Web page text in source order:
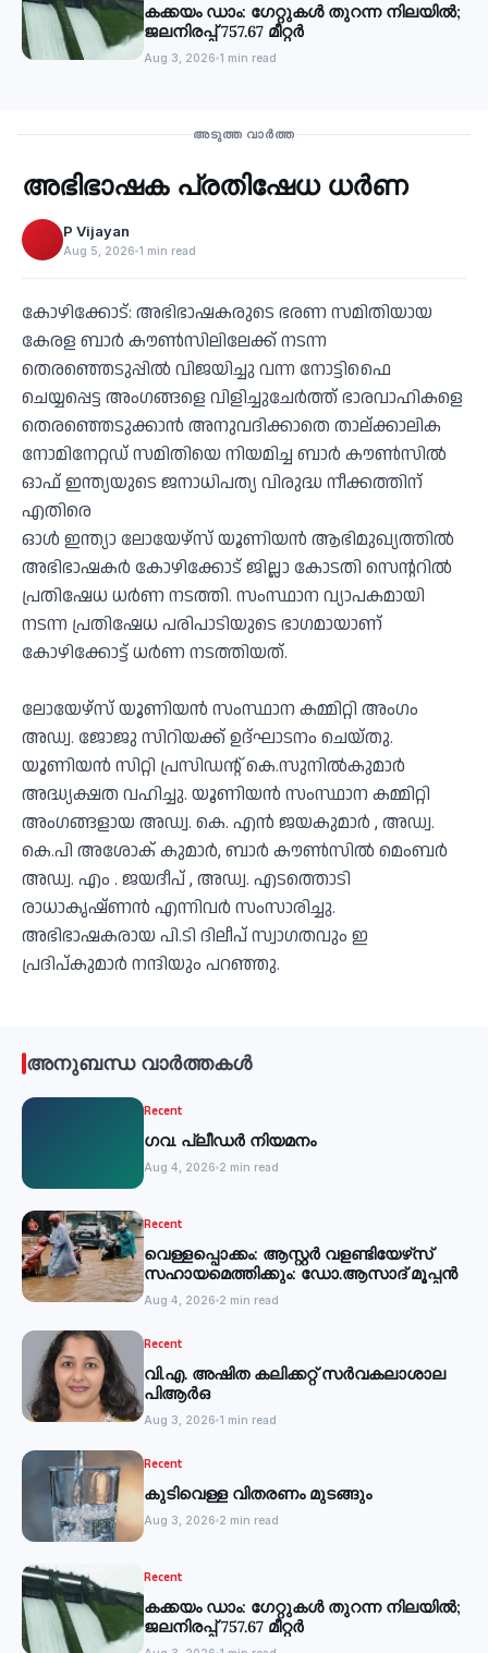
കക്കയം ഡാം: ഗേറ്റുകൾ തുറന്ന നിലയിൽ;
ജലനിരപ്പ് 757.67 മീറ്റർ
Aug 3, 2026 1 min read
അടുത്ത വാർത്ത
‹
അഭിഭാഷക പ്രതിഷേധ ധർണ
P Vijayan
Aug 5, 2026 1 min read
കോഴിക്കോട്: അഭിഭാഷകരുടെ ഭരണ സമിതിയായ
കേരള ബാർ കൗൺസിലിലേക്ക് നടന്ന
തെരഞ്ഞെടുപ്പിൽ വിജയിച്ചു വന്ന നോട്ടിഫൈ
ചെയ്യപ്പെട്ട അംഗങ്ങളെ വിളിച്ചുചേർത്ത് ഭാരവാഹികളെ
തെരഞ്ഞെടുക്കാൻ അനുവദിക്കാതെ താല്ക്കാലിക
നോമിനേറ്റഡ് സമിതിയെ നിയമിച്ച ബാർ കൗൺസിൽ
ഓഫ് ഇന്ത്യയുടെ ജനാധിപത്യ വിരുദ്ധ നീക്കത്തിന്
എതിരെ
ഓൾ ഇന്ത്യാ ലോയേഴ്സ് യൂണിയൻ ആഭിമുഖ്യത്തിൽ
അഭിഭാഷകർ കോഴിക്കോട് ജില്ലാ കോടതി സെൻ്ററിൽ
പ്രതിഷേധ ധർണ നടത്തി. സംസ്ഥാന വ്യാപകമായി
നടന്ന പ്രതിഷേധ പരിപാടിയുടെ ഭാഗമായാണ്
കോഴിക്കോട്ട് ധർണ നടത്തിയത്.
ലോയേഴ്‌സ് യൂണിയൻ സംസ്ഥാന കമ്മിറ്റി അംഗം
അഡ്വ. ജോജു സിറിയക്ക് ഉദ്ഘാടനം ചെയ്തു.
യൂണിയൻ സിറ്റി പ്രസിഡൻ്റ് കെ.സുനിൽകുമാർ
അദ്ധ്യക്ഷത വഹിച്ചു. യൂണിയൻ സംസ്ഥാന കമ്മിറ്റി
അംഗങ്ങളായ അഡ്വ. കെ. എൻ ജയകുമാർ , അഡ്വ.
കെ.പി അശോക് കുമാർ, ബാർ കൗൺസിൽ മെംബർ
അഡ്വ. എം . ജയദീപ് , അഡ്വ. എടത്തൊടി
രാധാകൃഷ്‌ണൻ എന്നിവർ സംസാരിച്ചു.
അഭിഭാഷകരായ പി.ടി ദിലീപ് സ്വാഗതവും ഇ
പ്രദിപ്കുമാർ നന്ദിയും പറഞ്ഞു.
അനുബന്ധ വാർത്തകൾ
Recent
ഗവ. പ്ലീഡർ നിയമനം
Aug 4, 2026 2 min read
Recent
വെള്ളപ്പൊക്കം: ആസ്റ്റര്‍ വളണ്ടിയേഴ്‌സ്
സഹായമെത്തിക്കും: ഡോ.ആസാദ് മൂപ്പന്‍
Aug 4, 2026 2 min read
Recent
വി.എ. അഷിത കലിക്കറ്റ് സർവകലാശാല
പിആർഒ
Aug 3, 2026 1 min read
Recent
കുടിവെള്ള വിതരണം മുടങ്ങും
Aug 3, 2026 2 min read
Recent
കക്കയം ഡാം: ഗേറ്റുകൾ തുറന്ന നിലയിൽ;
ജലനിരപ്പ് 757.67 മീറ്റർ